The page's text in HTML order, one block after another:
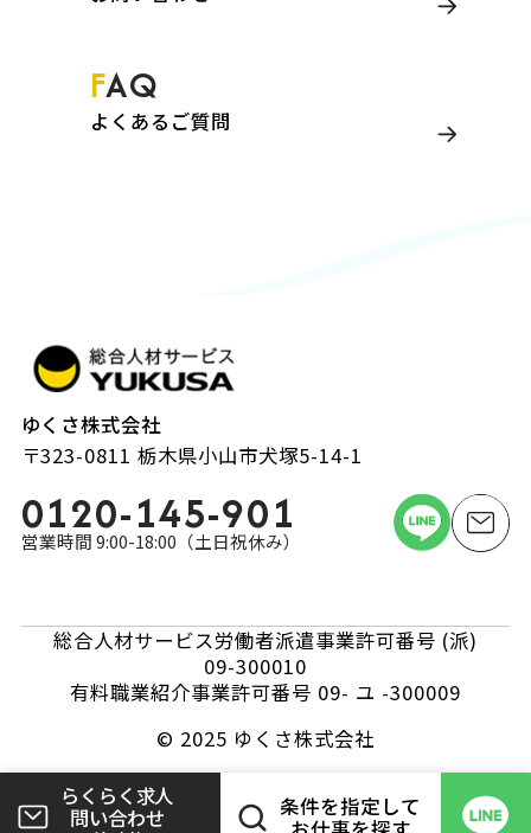
FAQ
よくあるご質問
ゆくさ株式会社
〒323-0811 栃木県小山市犬塚5-14-1
0120-145-901
営業時間 9:00-18:00（土日祝休み）
総合人材サービス労働者派遣事業許可番号 (派)
09-300010
有料職業紹介事業許可番号 09- ユ -300009
© 2025 ゆくさ株式会社
らくらく求人
問い合わせ 条件を指定して